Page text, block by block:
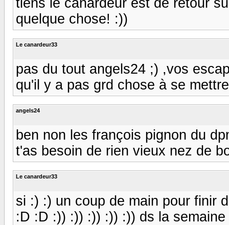
quelque chose! :))
Le canardeur33
pas du tout angels24 ;) ,vos
qu'il y a pas grd chose à se
angels24
ben non les françois pignon du
t'as besoin de rien vieux nez de
Le canardeur33
si :) :) un coup de main pour finir
:D :D :)) :)) :)) :)) :)) ds la